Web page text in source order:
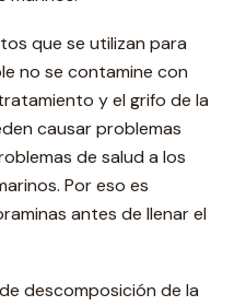
que se utilizan para
no se contamine con
y el grifo de la
causar problemas
de salud a los
Por eso es
antes de llenar el
descomposición de la